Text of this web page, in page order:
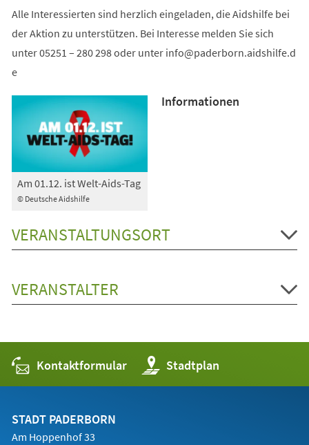
Alle Interessierten sind herzlich eingeladen, die Aidshilfe bei
der Aktion zu unterstützen. Bei Interesse melden Sie sich
unter 05251 – 280 298 oder unter info paderborn.aidshilfe d
e
© Deutsche Aidshilfe
Am 01.12. ist Welt-Aids-Tag
Informationen
VERANSTALTUNGSORT
VERANSTALTER
Kontaktformular Stadtplan
(Öffnet
in
einem
STADT PADERBORN
Am Hoppenhof 33